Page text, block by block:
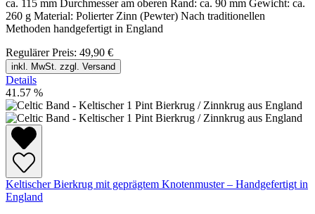
ca. 115 mm Durchmesser am oberen Rand: ca. 90 mm Gewicht: ca.
260 g Material: Polierter Zinn (Pewter) Nach traditionellen
Methoden handgefertigt in England
Regulärer Preis: 49,90 €
inkl. MwSt. zzgl. Versand
Details
41.57 %
Keltischer Bierkrug mit geprägtem Knotenmuster – Handgefertigt in
England